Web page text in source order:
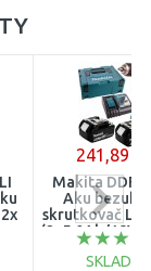
241,89
Makita
Aku
skrutkovač Li-
(2x5,0Ah/18V)